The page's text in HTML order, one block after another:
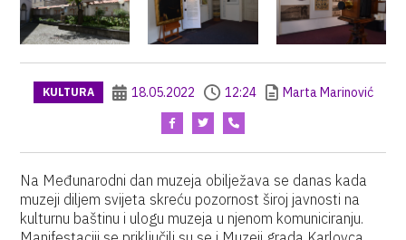
KULTURA 18.05.2022 12:24 Marta Marinović
Na Međunarodni dan muzeja obilježava se danas kada
muzeji diljem svijeta skreću pozornost široj javnosti na
kulturnu baštinu i ulogu muzeja u njenom komuniciranju.